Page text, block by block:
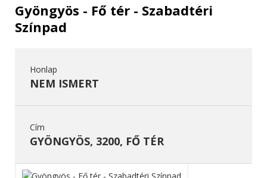
Gyöngyös - Fő tér - Szabadtéri
Színpad
Honlap
NEM ISMERT
Cím
GYÖNGYÖS, 3200, FŐ TÉR